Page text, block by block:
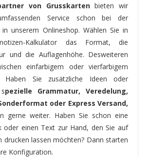
von Grusskartenbieten wir
Service schon bei der
in unserem Onlineshop. Wählen Sie in
Kalkulator das Format, die
und die Auflagenhöhe. Desweiteren
einfarbigem oder vierfarbigem
Haben Sie zusätzliche Ideen oder
pezielle Grammatur, Veredelung,
oder Express Versand,
gerne weiter. Haben Sie schon eine
oder einen Text zur Hand, den Sie auf
drucken lassen möchten? Dann starten
Konfiguration.